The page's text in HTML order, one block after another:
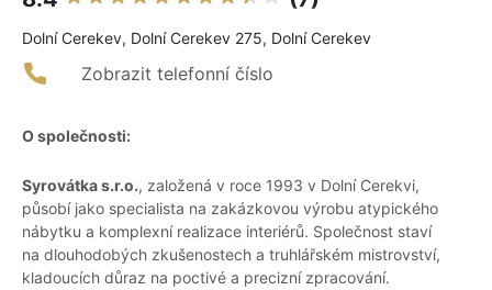
Dolní Cerekev, Dolní Cerekev 275, Dolní Cerekev
Zobrazit telefonní číslo
O společnosti:
Syrovátka s.r.o., založená v roce 1993 v Dolní Cerekvi,
působí jako specialista na zakázkovou výrobu atypického
nábytku a komplexní realizace interiérů. Společnost staví
na dlouhodobých zkušenostech a truhlářském mistrovství,
kladoucích důraz na poctivé a precizní zpracování.